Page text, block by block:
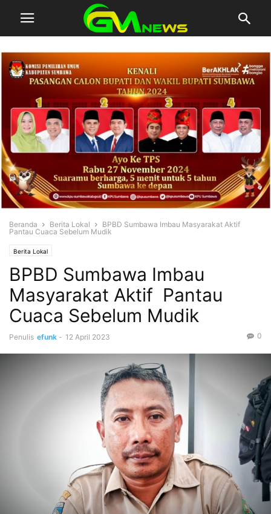
Beranda Berita Lokal
BPBD Sumbawa Imbau Masyarakat Aktif
Pantau Cuaca Sebelum Mudik
Berita Lokal
BPBD Sumbawa Imbau
Masyarakat Aktif Pantau
Cuaca Sebelum Mudik
Penulis efunk - 12 April 2023 0